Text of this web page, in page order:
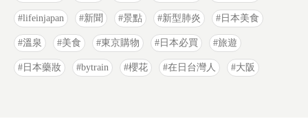
lifeinjapan 新聞 景點 新型肺炎 日本美食
溫泉 美食 東京購物 日本必買 旅遊
日本藥妝 bytrain 櫻花 在日台灣人 大阪